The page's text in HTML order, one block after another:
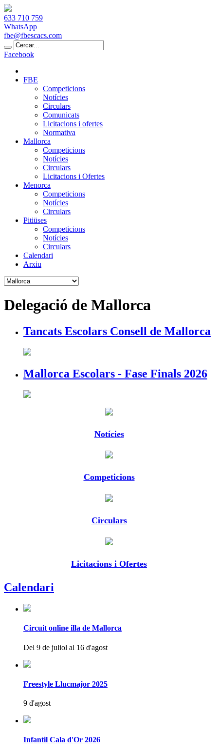
633 710 759
WhatsApp
fbe@fbescacs.com
Facebook
FBE
Competicions
Notícies
Circulars
Comunicats
Licitacions i ofertes
Normativa
Mallorca
Competicions
Notícies
Circulars
Licitacions i Ofertes
Menorca
Competicions
Notícies
Circulars
Pitiüses
Competicions
Notícies
Circulars
Calendari
Arxiu
Delegació de Mallorca
Tancats Escolars Consell de Mallorca
Mallorca Escolars - Fase Finals 2026
Notícies
Competicions
Circulars
Licitacions i Ofertes
Calendari
Circuit online illa de Mallorca
Del 9 de juliol al 16 d'agost
Freestyle Llucmajor 2025
9 d'agost
Infantil Cala d'Or 2026